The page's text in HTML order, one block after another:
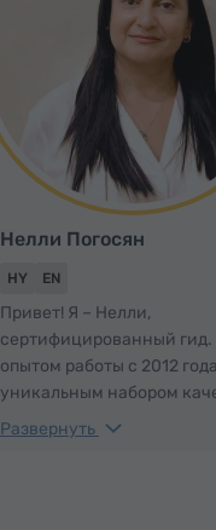
Нелли Погосян
HY EN
Привет! Я – Нелли,
сертифицированный гид.
опытом работы с 2012
уникальным набором
глубоким терпением,
Развернуть